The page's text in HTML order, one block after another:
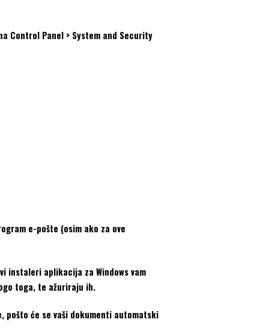
Control Panel > System and Security
e-pošte (osim ako za ove
instaleri aplikacija za Windows vam
toga, te ažuriraju ih.
pošto će se vaši dokumenti automatski